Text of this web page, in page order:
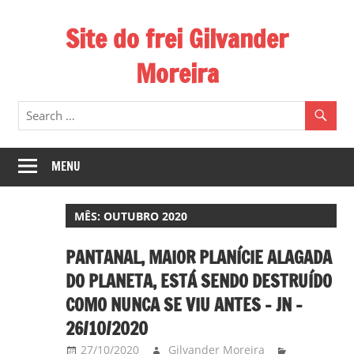
Site do frei Gilvander
Moreira
Esse
site
frei
Gilvander
divulga
pastoral
militância
MENU
MÊS: OUTUBRO 2020
PANTANAL, MAIOR PLANÍCIE ALAGADA
DO PLANETA, ESTÁ SENDO DESTRUÍDO
COMO NUNCA SE VIU ANTES – JN –
26/10/2020
27/10/2020
Gilvander Moreira